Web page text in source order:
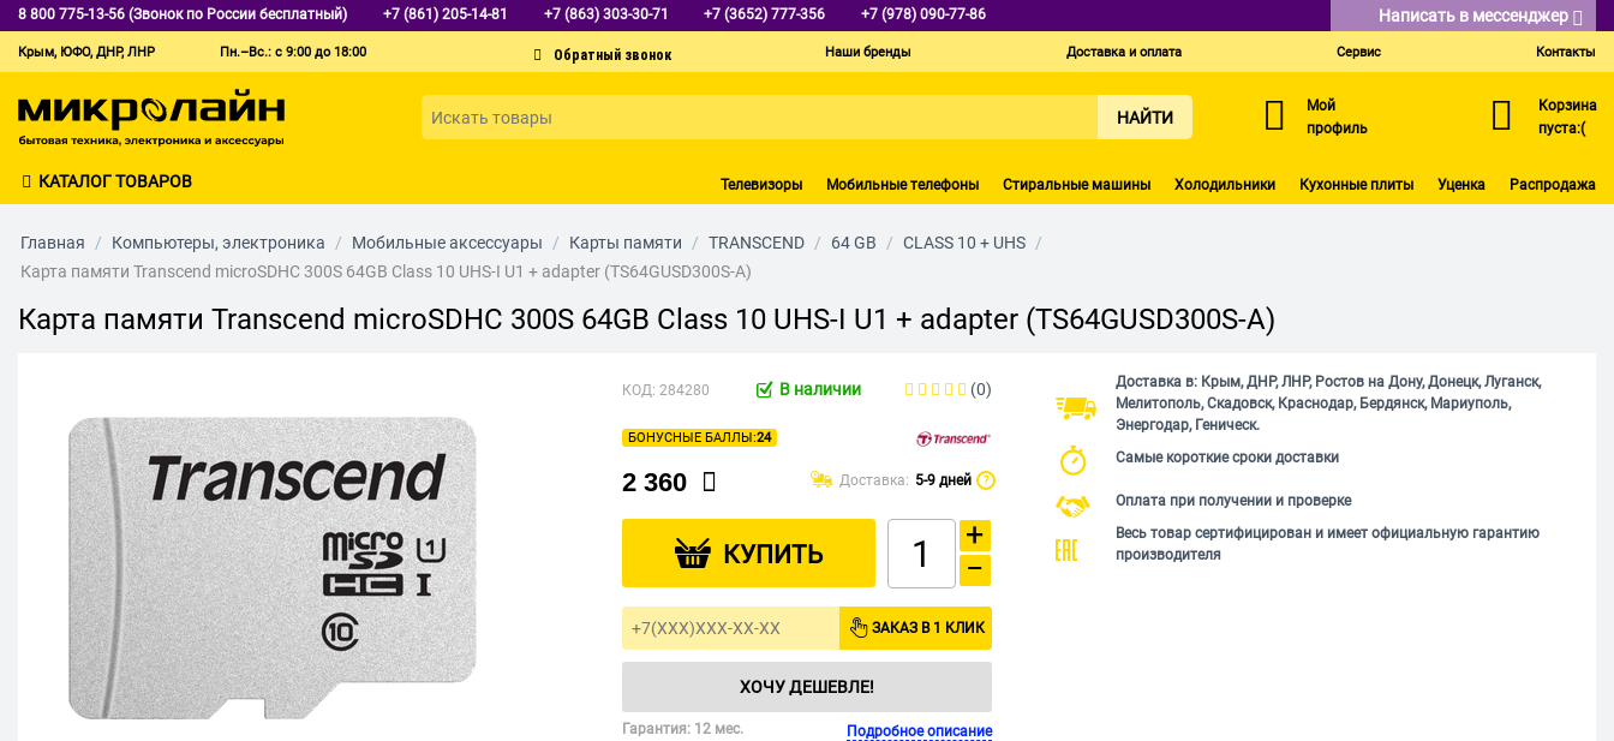
8 800 775-13-56 (Звонок по России бесплатный) +7 (861) 205-14-81 +7 (863) 303-30-71 +7 (3652) 777-356 +7 (978) 090-77-86 Написать в мессенджер
Крым, ЮФО, ДНР, ЛНР Пн.–Вс.: с 9:00 до 18:00 Наши бренды Доставка и оплата Сервис Контакты
НАЙТИ
Мой
профиль
Корзина
пуста:(
КАТАЛОГ ТОВАРОВ Телевизоры Мобильные телефоны Стиральные машины Холодильники Кухонные плиты Уценка Распродажа
Главная / Компьютеры, электроника / Мобильные аксессуары / Карты памяти / TRANSCEND / 64 GB / CLASS 10 + UHS /
Карта памяти Transcend microSDHC 300S 64GB Class 10 UHS-I U1 + adapter (TS64GUSD300S-A)
Карта памяти Transcend microSDHC 300S 64GB Class 10 UHS-I U1 + adapter (TS64GUSD300S-A)
КОД: 284280 В наличии (0)
БОНУСНЫЕ БАЛЛЫ:24
2 360 Доставка: 5-9 дней ?
КУПИТЬ
+
−
ЗАКАЗ В 1 КЛИК
ХОЧУ ДЕШЕВЛЕ!
Гарантия: 12 мес. Подробное описание
Доставка в: Крым, ДНР, ЛНР, Ростов на Дону, Донецк, Луганск,
Мелитополь, Скадовск, Краснодар, Бердянск, Мариуполь,
Энергодар, Геническ.
Самые короткие сроки доставки
Оплата при получении и проверке
Весь товар сертифицирован и имеет официальную гарантию
производителя